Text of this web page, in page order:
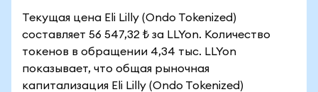
Текущая цена Eli Lilly (Ondo Tokenized)
составляет 56 547,32 ₺ за LLYon. Количество
токенов в обращении 4,34 тыс. LLYon
показывает, что общая рыночная
капитализация Eli Lilly (Ondo Tokenized)